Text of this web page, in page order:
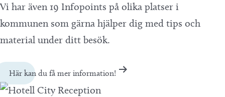
Vi har även 19 Infopoints på olika platser i
kommunen som gärna hjälper dig med tips och
material under ditt besök.
Här kan du få mer information!